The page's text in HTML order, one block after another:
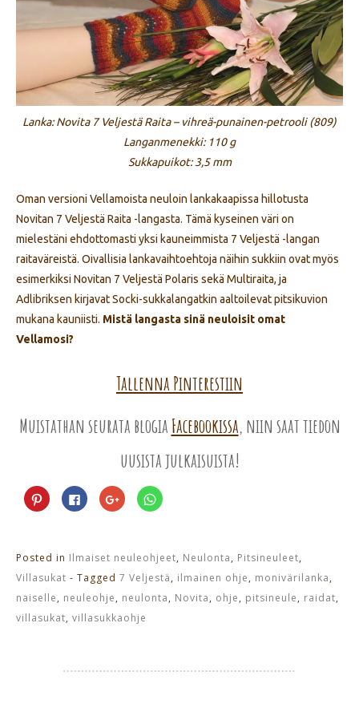
Lanka: Novita 7 Veljestä Raita – vihreä-punainen-petrooli (809)
Langanmenekki: 110 g
Sukkapuikot: 3,5 mm
Oman versioni Vellamoista neuloin lankakaapissa hillotusta
Novitan 7 Veljestä Raita -langasta. Tämä kyseinen väri on
mielestäni ehdottomasti yksi kauneimmista 7 Veljestä -langan
raitaväreistä. Oivallisia lankavaihtoehtoja näihin sukkiin ovat myös
esimerkiksi Novitan 7 Veljestä Polaris sekä Multiraita, ja
Adlibriksen kirjavat Socki-sukkalangatkin aaltoilevat pitsikuvion
mukana kauniisti. Mistä langasta sinä neuloisit omat
Vellamosi?
Tallenna Pinterestiin
Muistathan seurata blogia Facebookissa, niin saat tiedon
uusista julkaisuista!
Jaa
Pinterest
palvelussa(Avautuu
Jaa
Facebookissa(Avautuu
uudessa
Jaa
Google+
palvelussa(Avautuu
Jaa
WhatsApp
Posted in Ilmaiset neuleohjeet, Neulonta, Pitsineuleet,
Villasukat - Tagged 7 Veljestä, ilmainen ohje, monivärilanka,
naiselle, neuleohje, neulonta, Novita, ohje, pitsineule, raidat,
villasukat, villasukkaohje